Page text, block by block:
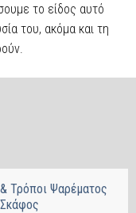
το είδος αυτό
του, ακόμα και τη
Τρόποι Ψαρέματος